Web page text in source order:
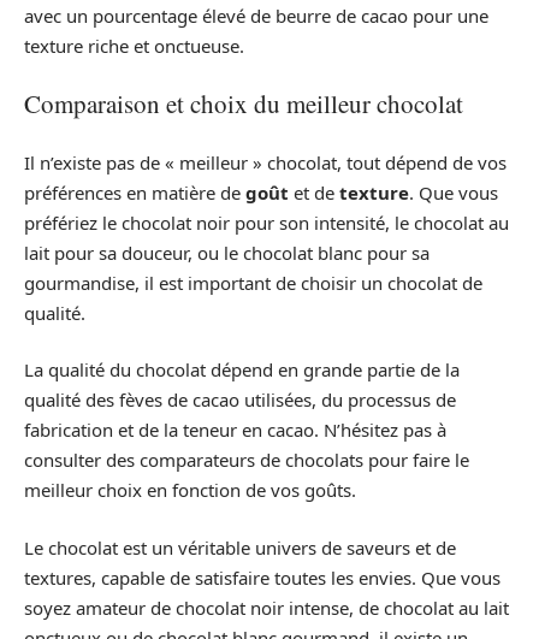
avec un pourcentage élevé de beurre de cacao pour une
texture riche et onctueuse.
Comparaison et choix du meilleur chocolat
Il n’existe pas de « meilleur » chocolat, tout dépend de vos
préférences en matière de goût et de texture. Que vous
préfériez le chocolat noir pour son intensité, le chocolat au
lait pour sa douceur, ou le chocolat blanc pour sa
gourmandise, il est important de choisir un chocolat de
qualité.
La qualité du chocolat dépend en grande partie de la
qualité des fèves de cacao utilisées, du processus de
fabrication et de la teneur en cacao. N’hésitez pas à
consulter des comparateurs de chocolats pour faire le
meilleur choix en fonction de vos goûts.
Le chocolat est un véritable univers de saveurs et de
textures, capable de satisfaire toutes les envies. Que vous
soyez amateur de chocolat noir intense, de chocolat au lait